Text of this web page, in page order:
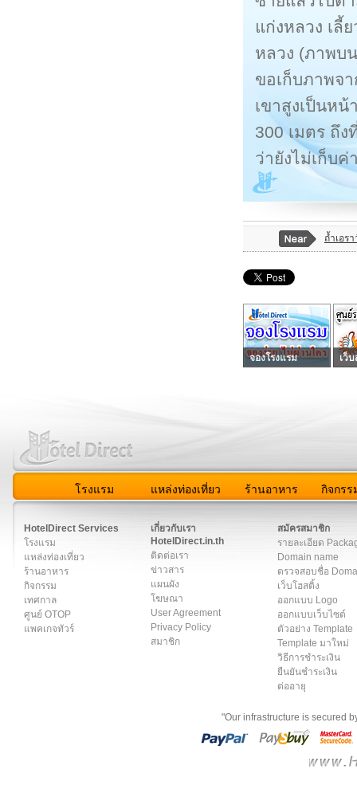
แก่งหลวง เลี้
หลวง (ภาพบ
ขอเก็บภาพจ
เขาสูงเป็นห
300 เมตร ถึ
ว่ายังไม่เก็บค่
ถ้ำเอร
จองโรงแรม เว็
โรงแรม แหล่งท่องเที่ยว ร้านอาหาร กิจกรร
HotelDirect Services
โรงแรม
แหล่งท่องเที่ยว
ร้านอาหาร
กิจกรรม
เทศกาล
ศูนย์ OTOP
แพคเกจทัวร์
เกี่ยวกับเรา
HotelDirect.in.th
ติดต่อเรา
ข่าวสาร
แผนผัง
โฆษณา
User Agreement
Privacy Policy
สมาชิก
สมัครสมาชิก
รายละเอียด
Domain name
ตรวจสอบชื่อ
เว็บโฮสติ้ง
ออกแบบ Logo
ออกแบบเว็บไซต์
ตัวอย่าง Template
Template มาใหม่
วิธีการชำระเงิน
ยืนยันชำระเงิน
ต่ออายุ
"Our infrastructure is secured